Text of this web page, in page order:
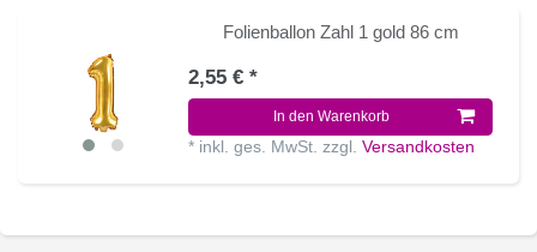
Folienballon Zahl 1 gold 86 cm
2,55 € *
In den Warenkorb
* inkl. ges. MwSt. zzgl.Versandkosten